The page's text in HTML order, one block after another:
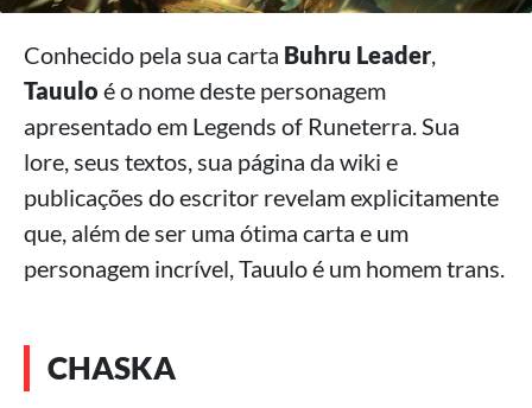
Conhecido pela sua carta Buhru Leader,
Tauulo é o nome deste personagem
apresentado em Legends of Runeterra. Sua
lore, seus textos, sua página da wiki e
publicações do escritor revelam explicitamente
que, além de ser uma ótima carta e um
personagem incrível, Tauulo é um homem trans.
CHASKA